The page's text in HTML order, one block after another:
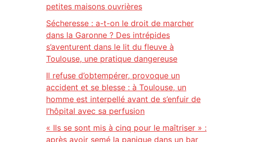
petites maisons ouvrières
Sécheresse : a-t-on le droit de marcher
dans la Garonne ? Des intrépides
s’aventurent dans le lit du fleuve à
Toulouse, une pratique dangereuse
Il refuse d’obtempérer, provoque un
accident et se blesse : à Toulouse, un
homme est interpellé avant de s’enfuir de
l’hôpital avec sa perfusion
« Ils se sont mis à cinq pour le maîtriser » :
après avoir semé la panique dans un bar